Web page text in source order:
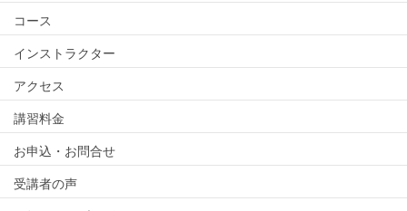
コース
インストラクター
アクセス
講習料金
お申込・お問合せ
受講者の声